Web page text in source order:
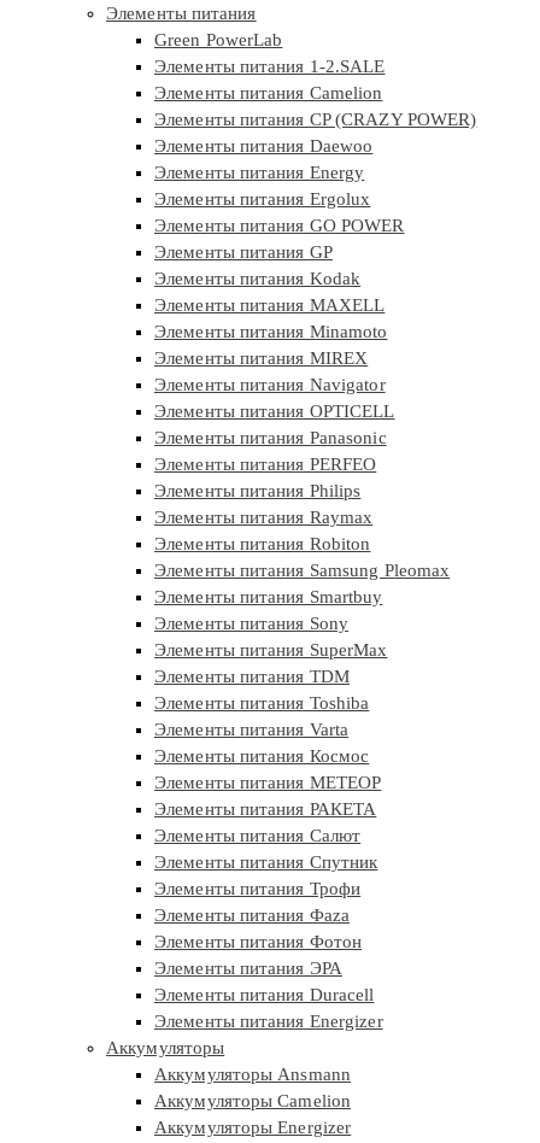
Элементы питания
Green PowerLab
Элементы питания 1-2.SALE
Элементы питания Camelion
Элементы питания CP (CRAZY POWER)
Элементы питания Daewoo
Элементы питания Energy
Элементы питания Ergolux
Элементы питания GO POWER
Элементы питания GP
Элементы питания Kodak
Элементы питания MAXELL
Элементы питания Minamoto
Элементы питания MIREX
Элементы питания Navigator
Элементы питания OPTICELL
Элементы питания Panasonic
Элементы питания PERFEO
Элементы питания Philips
Элементы питания Raymax
Элементы питания Robiton
Элементы питания Samsung Pleomax
Элементы питания Smartbuy
Элементы питания Sony
Элементы питания SuperMax
Элементы питания TDM
Элементы питания Toshiba
Элементы питания Varta
Элементы питания Космос
Элементы питания МЕТЕОР
Элементы питания РАКЕТА
Элементы питания Салют
Элементы питания Спутник
Элементы питания Трофи
Элементы питания Фaza
Элементы питания Фотон
Элементы питания ЭРА
Элементы питания Duracell
Элементы питания Energizer
Аккумуляторы
Аккумуляторы Ansmann
Аккумуляторы Camelion
Аккумуляторы Energizer